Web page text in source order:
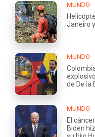
MUNDO
Janeiro
MUNDO
de De la
MUNDO
El
Biden